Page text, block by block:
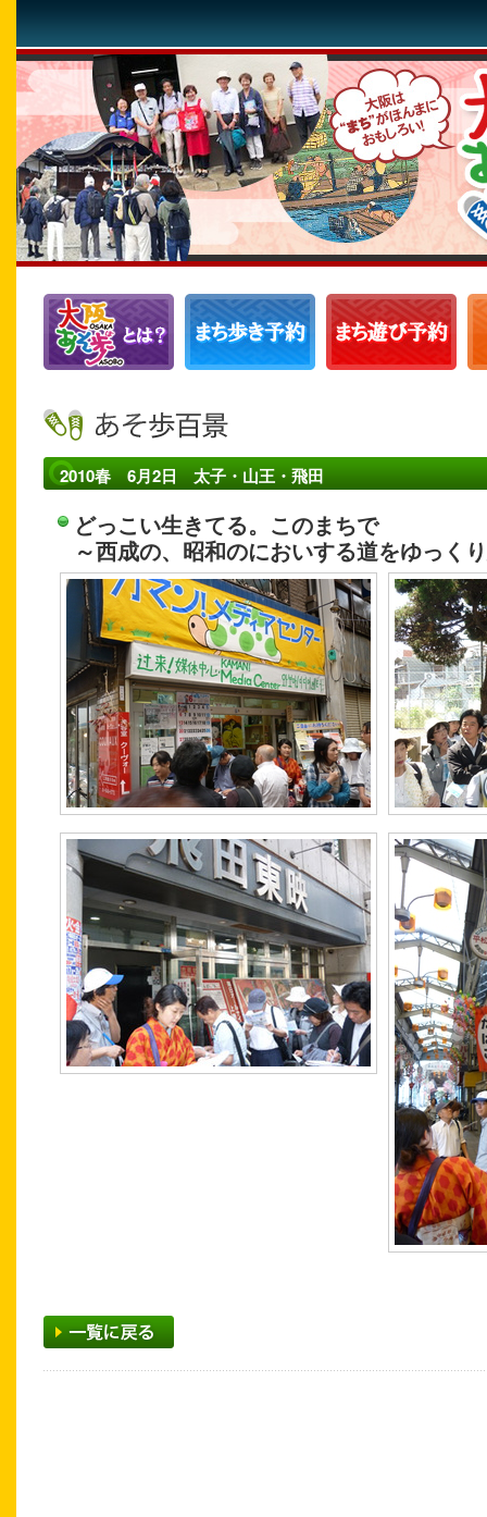
2010春 6月2日 太子・山王・飛田
どっこい生きてる。このまちで
～西成の、昭和のにおいする道をゆっく